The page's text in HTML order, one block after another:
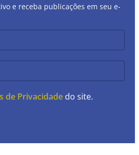
e receba publicações em seu e-
de Privacidade do site.